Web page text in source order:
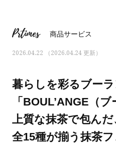
Prtimes 商品サービス
2026.04.22 （2026.04.24 更新）
暮らしを彩るブー
「BOUL’ANGE（
上質な抹茶で包んだ
全15種が揃う抹茶